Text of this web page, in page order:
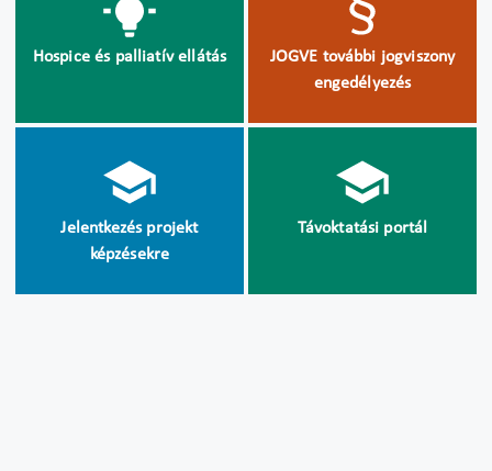
Hospice és palliatív ellátás
JOGVE további jogviszony
engedélyezés
Jelentkezés projekt
képzésekre
Távoktatási portál